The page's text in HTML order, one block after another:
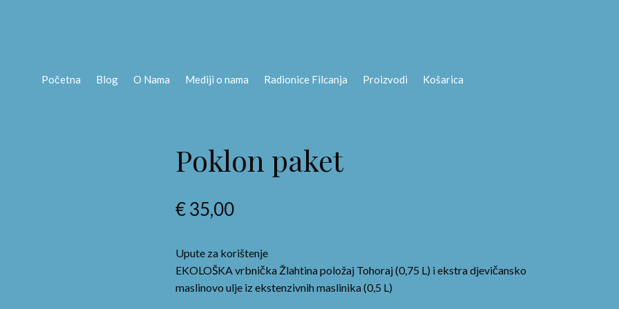
Početna Blog O Nama Mediji o nama Radionice Filcanja Proizvodi Košarica
Poklon paket
€35,00
Upute za korištenje
EKOLOŠKA vrbnička Žlahtina položaj Tohoraj (0,75 L) i ekstra djevičansko
maslinovo ulje iz ekstenzivnih maslinika (0,5 L)